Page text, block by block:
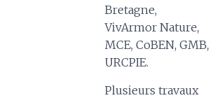
Bretagne,
VivArmor Nature,
MCE, CoBEN, GMB,
URCPIE.
Plusieurs travaux